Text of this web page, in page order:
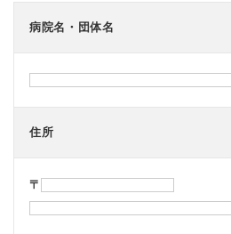
病院名・団体名
住所
〒